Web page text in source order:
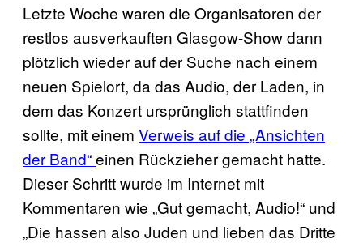
Letzte Woche waren die Organisatoren der
restlos ausverkauften Glasgow-Show dann
plötzlich wieder auf der Suche nach einem
neuen Spielort, da das Audio, der Laden, in
dem das Konzert ursprünglich stattfinden
sollte, mit einem Verweis auf die „Ansichten
der Band“einen Rückzieher gemacht hatte.
Dieser Schritt wurde im Internet mit
Kommentaren wie „Gut gemacht, Audio!“ und
„Die hassen also Juden und lieben das Dritte